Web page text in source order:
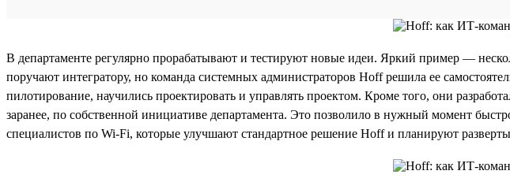
В департаменте регулярно прорабатывают и тестируют новые идеи. Яркий пример —
поручают интегратору, но команда системных администраторов Hoff решила ее
пилотирование, научились проектировать и управлять проектом. Кроме того, они
заранее, по собственной инициативе департамента. Это позволило в нужный момент
специалистов по Wi-Fi, которые улучшают стандартное решение Hoff и планируют